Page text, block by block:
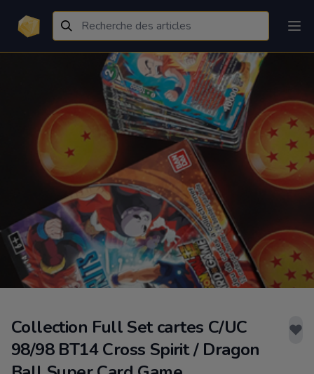
Collection Full Set cartes C/UC
98/98 BT14 Cross Spirit / Dragon